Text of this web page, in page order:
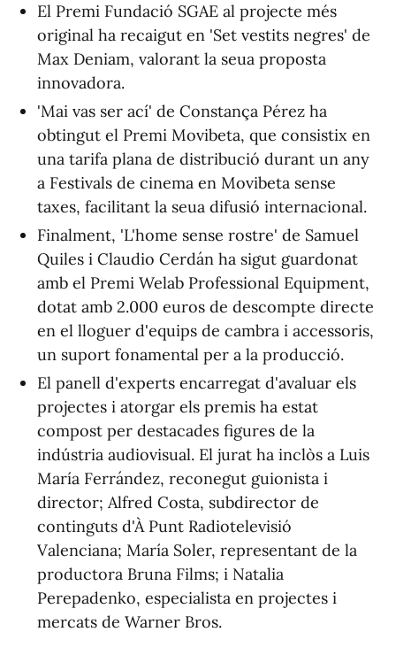
El Premi Fundació SGAE al projecte més
original ha recaigut en 'Set vestits negres' de
Max Deniam, valorant la seua proposta
innovadora.
'Mai vas ser ací' de Constança Pérez ha
obtingut el Premi Movibeta, que consistix en
una tarifa plana de distribució durant un any
a Festivals de cinema en Movibeta sense
taxes, facilitant la seua difusió internacional.
Finalment, 'L'home sense rostre' de Samuel
Quiles i Claudio Cerdán ha sigut guardonat
amb el Premi Welab Professional Equipment,
dotat amb 2.000 euros de descompte directe
en el lloguer d'equips de cambra i accessoris,
un suport fonamental per a la producció.
El panell d'experts encarregat d'avaluar els
projectes i atorgar els premis ha estat
compost per destacades figures de la
indústria audiovisual. El jurat ha inclòs a Luis
María Ferrández, reconegut guionista i
director; Alfred Costa, subdirector de
continguts d'À Punt Radiotelevisió
Valenciana; María Soler, representant de la
productora Bruna Films; i Natalia
Perepadenko, especialista en projectes i
mercats de Warner Bros.